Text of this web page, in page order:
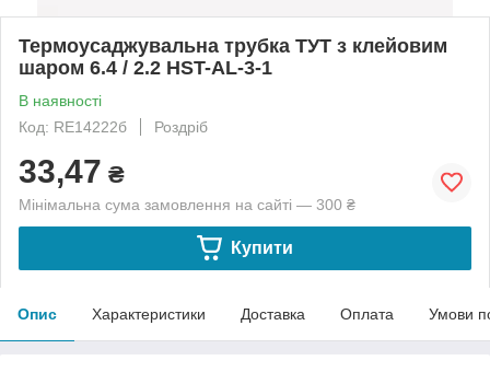
Термоусаджувальна трубка ТУТ з клейовим
шаром 6.4 / 2.2 HST-AL-3-1
В наявності
Код: RE14222б
Роздріб
33,47 ₴
Мінімальна сума замовлення на сайті — 300 ₴
Купити
Опис Характеристики Доставка Оплата Умови